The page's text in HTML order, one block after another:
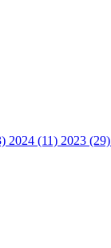
2024 (11) 2023 (29)